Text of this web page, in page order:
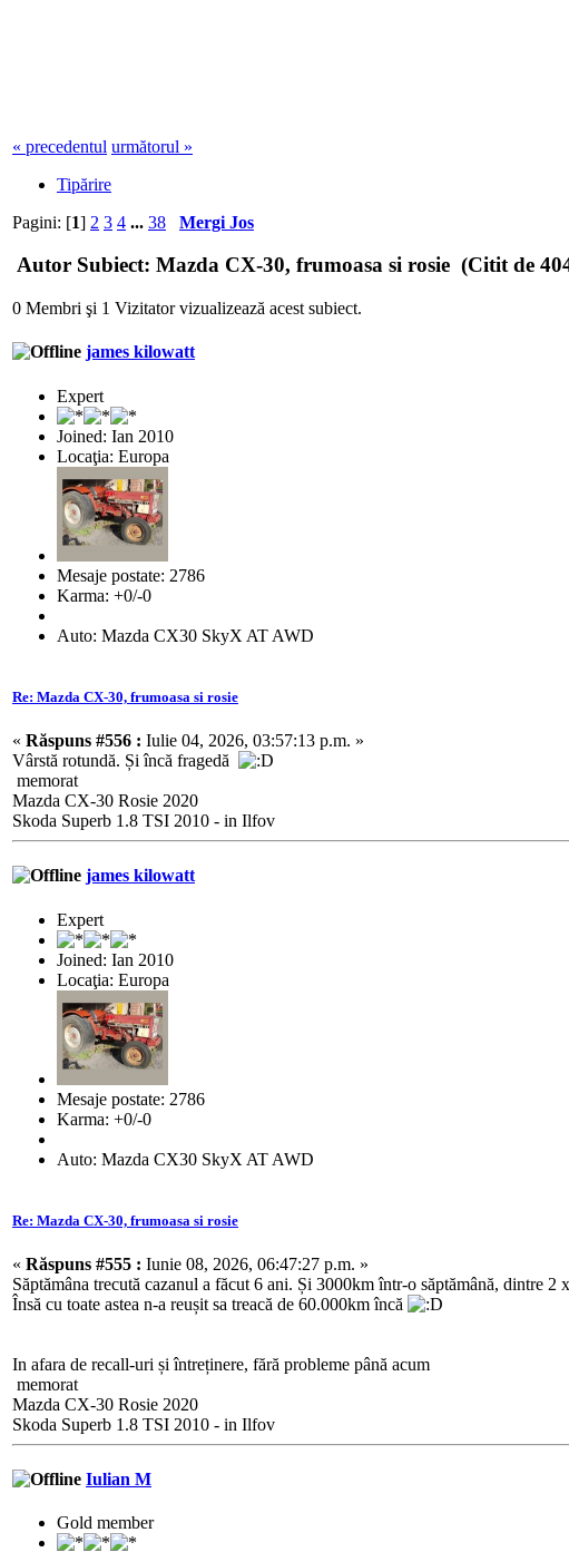
« precedentul următorul »
Tipărire
Pagini: [1] 2 3 4 ... 38 Mergi Jos
Autor Subiect: Mazda CX-30, frumoasa si rosie (Citit de
0 Membri şi 1 Vizitator vizualizează acest subiect.
james kilowatt
Expert
Joined: Ian 2010
Locaţia: Europa
Mesaje postate: 2786
Karma: +0/-0
Auto: Mazda CX30 SkyX AT AWD
Re: Mazda CX-30, frumoasa si rosie
« Răspuns #556 : Iulie 04, 2026, 03:57:13 p.m. »
Vârstă rotundă. Și încă fragedă
memorat
Mazda CX-30 Rosie 2020
Skoda Superb 1.8 TSI 2010 - in Ilfov
james kilowatt
Expert
Joined: Ian 2010
Locaţia: Europa
Mesaje postate: 2786
Karma: +0/-0
Auto: Mazda CX30 SkyX AT AWD
Re: Mazda CX-30, frumoasa si rosie
« Răspuns #555 : Iunie 08, 2026, 06:47:27 p.m. »
Săptămâna trecută cazanul a făcut 6 ani. Și 3000km într-o săptămână, dintre 2
Însă cu toate astea n-a reușit sa treacă de 60.000km încă
In afara de recall-uri și întreținere, fără probleme până acum
memorat
Mazda CX-30 Rosie 2020
Skoda Superb 1.8 TSI 2010 - in Ilfov
Iulian M
Gold member